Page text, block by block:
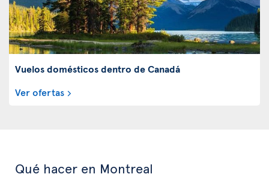
Vuelos domésticos dentro de Canadá
Ver ofertas
Qué hacer en Montreal